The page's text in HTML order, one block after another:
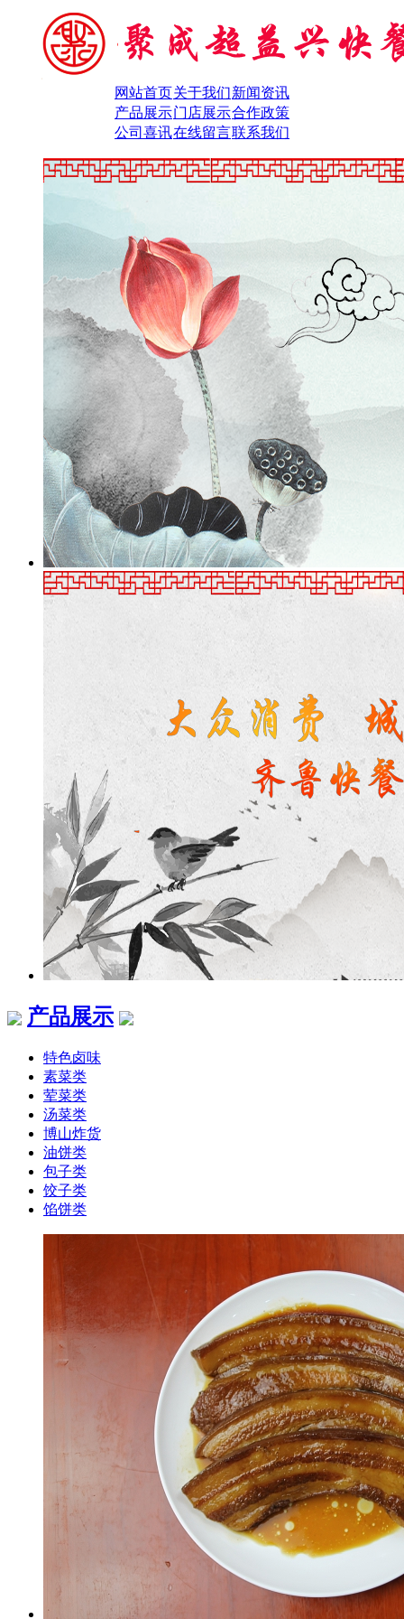
网站首页关于我们新闻资讯
产品展示门店展示合作政策
公司喜讯在线留言联系我们
产品展示
特色卤味
素菜类
荤菜类
汤菜类
博山炸货
油饼类
包子类
饺子类
馅饼类